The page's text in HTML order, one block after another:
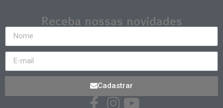
Receba nossas novidades
Cadastrar